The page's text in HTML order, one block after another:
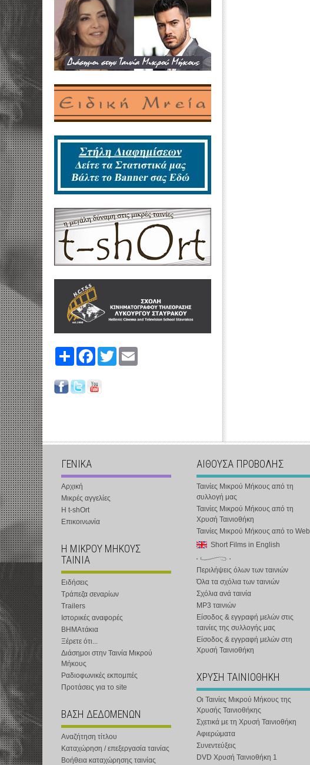
Share FacebookTwitter
ΓΕΝΙΚΑ
Αρχική
Μικρές αγγελίες
Η t-shOrt
Επικοινωνία
Η ΜΙΚΡΟΥ ΜΗΚΟΥΣ
ΤΑΙΝΙΑ
Ειδήσεις
Τράπεζα σεναρίων
Trailers
Ιστορικές αναφορές
ΒΗΜΑτάκια
Ξέρετε ότι...
Διάσημοι στην Ταινία Μικρού
Μήκους
Ραδιοφωνικές εκπομπές
Προτάσεις για το site
ΒΑΣΗ ΔΕΔΟΜΕΝΩΝ
Αναζήτηση τίτλου
Καταχώρηση / επεξεργασία ταινίας
Βοήθεια καταχώρησης ταινίας
ΑΙΘΟΥΣΑ ΠΡΟΒΟΛΗΣ
Ταινίες Μικρού Μήκους από τη
συλλογή μας
Ταινίες Μικρού Μήκους από τη
Χρυσή Ταινιοθήκη
Ταινίες Μικρού Μήκους από το Web
Short Films in English
Περιλήψεις όλων των ταινιών
Όλα τα σχόλια των ταινιών
Σχόλια ανά ταινία
MP3 ταινιών
Είσοδος & εγγραφή μελών στις
ταινίες της συλλογής μας
Είσοδος & εγγραφή μελών στη
Χρυσή Ταινιοθήκη
ΧΡΥΣΗ ΤΑΙΝΙΟΘΗΚΗ
Οι Ταινίες Μικρού Μήκους της
Χρυσής Ταινιοθήκης
Σχετικά με τη Χρυσή Ταινιοθήκη
Αφιερώματα
Συνεντεύξεις
DVD Χρυσή Ταινιοθήκη 1